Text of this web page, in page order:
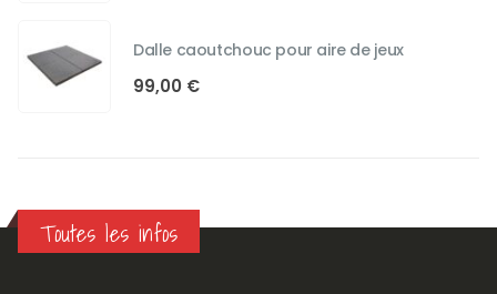
39,90 €
à
Dalle caoutchouc pour aire de jeux
99,00 €
Toutes les infos